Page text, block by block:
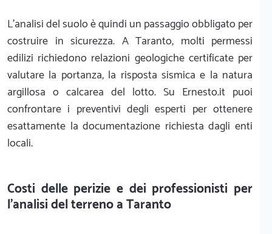
L'analisi del suolo è quindi un passaggio obbligato per
costruire in sicurezza. A Taranto, molti permessi
edilizi richiedono relazioni geologiche certificate per
valutare la portanza, la risposta sismica e la natura
argillosa o calcarea del lotto. Su Ernesto.it puoi
confrontare i preventivi degli esperti per ottenere
esattamente la documentazione richiesta dagli enti
locali.
Costi delle perizie e dei professionisti per
l'analisi del terreno a Taranto